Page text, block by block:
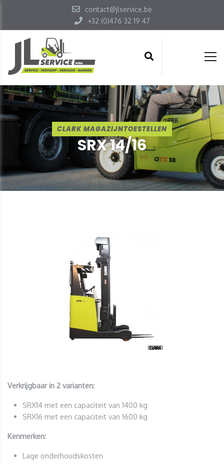
contact@jlservice.be
+32 (0)476 32 19 47
CLARK MAGAZIJNTOESTELLEN
SRX 14/16
Verkrijgbaar in 2 varianten:
SRX14 met een capaciteit van 1400 kg
SRX16 met een capaciteit van 1600 kg
Kenmerken:
Lage onderhoudskosten